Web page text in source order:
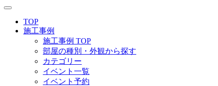
TOP
施工事例
施工事例 TOP
部屋の種別・外観から探す
カテゴリー
イベント一覧
イベント予約